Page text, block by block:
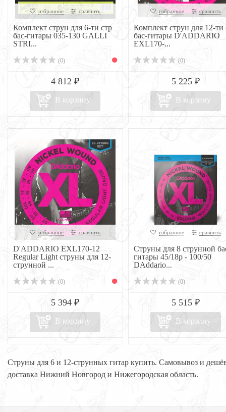
избранное сравнить
Комплект струн для 6-ти стр
бас-гитары 035-130 GALLI
STRI...
(0)
4 812 ₽
В корзину
избранное сравнить
Комплект струн для 12-ти
бас-гитары D'ADDARIO
EXL170-...
(0)
5 225 ₽
В корзину
избранное сравнить
D'ADDARIO EXL170-12
Regular Light струны для 12-
струнной ...
(0)
5 394 ₽
В корзину
избранное сравнить
Струны для 8 струнной
гитары 45/18p - 100/50
DAddario...
(0)
5 515 ₽
В корзину
Струны для 6 и 12-струнных гитар купить. Самовывоз и
доставка Нижний Новгород и Нижегородская область.